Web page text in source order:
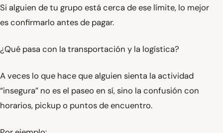
Si alguien de tu grupo está cerca de ese límite, lo mejor
es confirmarlo antes de pagar.
¿Qué pasa con la transportación y la logística?
A veces lo que hace que alguien sienta la actividad
“insegura” no es el paseo en sí, sino la confusión con
horarios, pickup o puntos de encuentro.